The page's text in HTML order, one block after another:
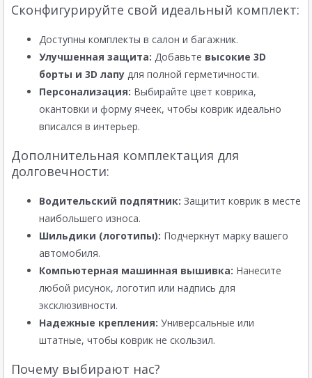
Сконфигурируйте свой идеальный комплект:
Доступны комплекты в салон и багажник.
Улучшенная защита: Добавьте высокие 3D
борты и 3D лапу для полной герметичности.
Персонализация: Выбирайте цвет коврика,
окантовки и форму ячеек, чтобы коврик идеально
вписался в интерьер.
Дополнительная комплектация для
долговечности:
Водительский подпятник: Защитит коврик в месте
наибольшего износа.
Шильдики (логотипы): Подчеркнут марку вашего
автомобиля.
Компьютерная машинная вышивка: Нанесите
любой рисунок, логотип или надпись для
эксклюзивности.
Надежные крепления: Универсальные или
штатные, чтобы коврик не скользил.
Почему выбирают нас?